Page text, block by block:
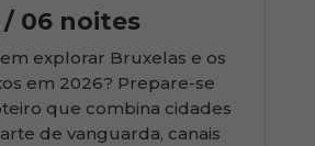
/ 06 noites
explorar Bruxelas e os
em 2026? Prepare-se
que combina cidades
de vanguarda, canais